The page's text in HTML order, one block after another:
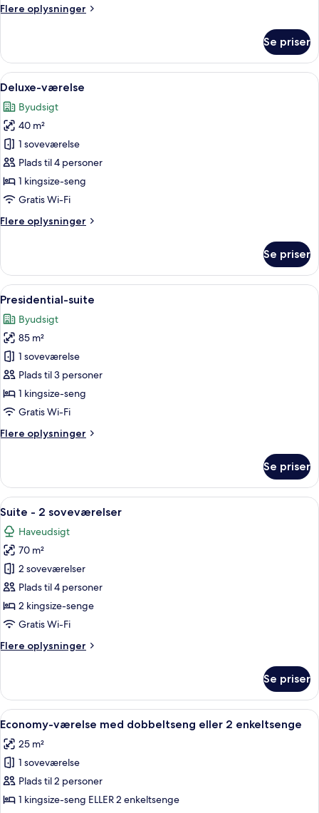
eller
Flere oplysninger
Flere
værelse
med
dobbeltseng
2
enkeltsenge
Se priser
Indlæs
alle
billeder
af
Deluxe-
værelse
Et hotelværelse med et fjernsyn
5
Deluxe-værelse
Byudsigt
40 m²
1 soveværelse
Plads til 4 personer
1 kingsize-seng
Gratis Wi-Fi
Flere oplysninger
Flere
værelse
Se priser
Indlæs
alle
billeder
af
Presidential-
suite
Et rummeligt soveværelse med en
5
Presidential-suite
Byudsigt
85 m²
1 soveværelse
Plads til 3 personer
1 kingsize-seng
Gratis Wi-Fi
Flere oplysninger
Flere
suite
Se priser
Indlæs
alle
billeder
af
Suite
-
2
soveværelser
Suite - 2 soveværelser | Minibar,
3
Suite - 2 soveværelser
Haveudsigt
70 m²
2 soveværelser
Plads til 4 personer
2 kingsize-senge
Gratis Wi-Fi
Flere oplysninger
Flere
-
soveværelser
Se priser
Indlæs
alle
billeder
af
Economy-
værelse
En pænt redt seng med sengegavl,
5
Economy-værelse med dobbeltseng eller 2 enkeltsenge
25 m²
1 soveværelse
Plads til 2 personer
1 kingsize-seng ELLER 2 enkeltsenge